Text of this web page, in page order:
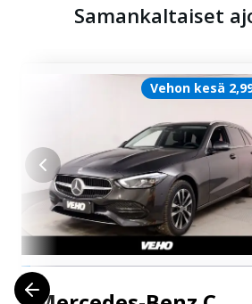
Samankaltaiset
Vehon kesä